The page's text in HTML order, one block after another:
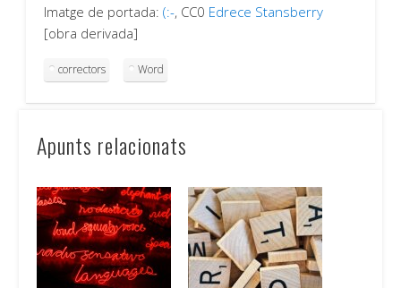
Imatge de portada: (:-, CC0 Edrece Stansberry
[obra derivada]
correctors Word
Apunts relacionats